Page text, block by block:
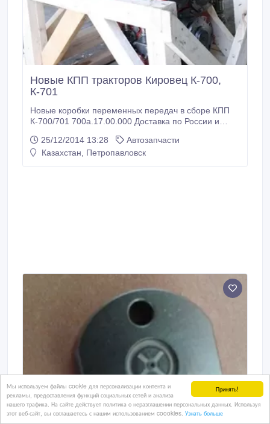
Принять!
Мы используем файлы cookie для персонализации контента и
рекламы, предоставления функций социальных сетей и анализа
нашего трафика. На сайте действует политика о неразглашении персональных данных. Используя
этот веб-сайт, вы соглашаетесь с нашим использованием coookies. Узнать больше
Новые КПП тракторов Кировец К-700,
К-701
Новые коробки переменных передач в сборе КПП
К-700/701 700а.17.00.000 Доставка по России и
производителя. КПП проходят проверку во всех
режимах работы. Гарантия 1 год..
25/12/2014 13:28
Автозапчасти
Казахстан, Петропавловск